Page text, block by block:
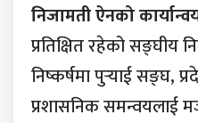
निजामती ऐनको
प्रतिक्षित रहेको सङ्घीय
निष्कर्षमा पुर्‍याई सङ्घ,
प्रशासनिक समन्वयलाई